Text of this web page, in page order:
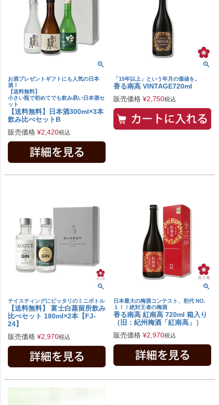
お酒プレゼントギフトにも人気の日本
酒！
【送料無料】
小さい瓶で初めてでも飲み易い日本酒セ
ット
【送料無料】日本酒300ml×3本
飲み比べセットB
販売価格 ¥2,420税込
「15年以上」という年月の価値を。
香る南高 VINTAGE720ml
販売価格 ¥2,750税込
テイスティングにピッタリのミニボトル
【送料無料】 富士白蒸留所飲み
比べセット 180ml×2本【FJ-
24】
販売価格 ¥2,970税込
日本最大の梅酒コンテスト、初代 NO.
１！！絶対王者の梅酒
香る南高 紅南高 720ml 箱入り
（旧：紀州梅酒「紅南高」）
販売価格 ¥2,970税込